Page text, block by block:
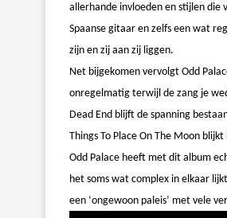
allerhande invloeden en stijlen die
Spaanse gitaar en zelfs een wat
zijn en zij aan zij liggen.
Net bijgekomen vervolgt Odd
onregelmatig terwijl de zang je
Dead End blijft de spanning
Things To Place On The Moon
Odd Palace heeft met dit album
het soms wat complex in elkaar
een ‘ongewoon paleis’ met vele